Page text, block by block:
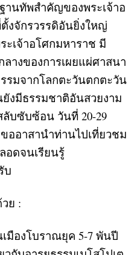
านทัพสำคัญของพระเจ้าอ
งจักรวรรดิอันยิ่งใหญ่
ะเจ้าอโศกมหาราช มี
างของการเผยแผ่ศาสนา
รมจากโลกตะวันตกตะวัน
งมีธรรมชาติอันสวยงาม
ลับซับซ้อน วันที่ 20-29
ขออาสานำท่านไปเที่ยวชม
อดจนเรียนรู้
บ
ย :
เมืองโบราณยุค 5-7 พันปี